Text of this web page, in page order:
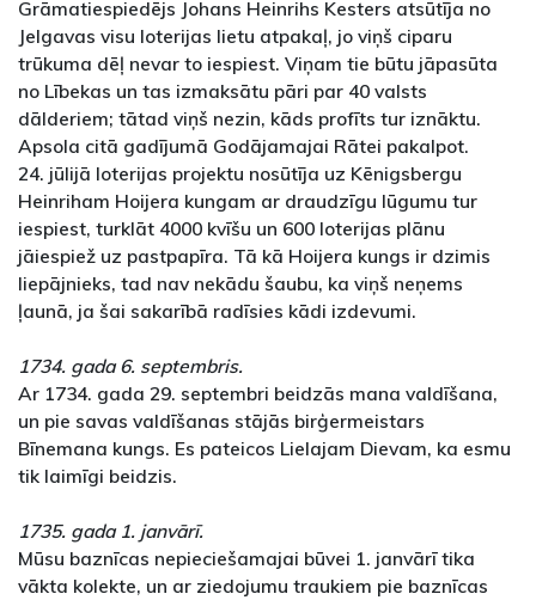
Grāmatiespiedējs Johans Heinrihs Kesters atsūtīja no
Jelgavas visu loterijas lietu atpakaļ, jo viņš ciparu
trūkuma dēļ nevar to iespiest. Viņam tie būtu jāpasūta
no Lībekas un tas izmaksātu pāri par 40 valsts
dālderiem; tātad viņš nezin, kāds profīts tur iznāktu.
Apsola citā gadījumā Godājamajai Rātei pakalpot.
24. jūlijā loterijas projektu nosūtīja uz Kēnigsbergu
Heinriham Hoijera kungam ar draudzīgu lūgumu tur
iespiest, turklāt 4000 kvīšu un 600 loterijas plānu
jāiespiež uz pastpapīra. Tā kā Hoijera kungs ir dzimis
liepājnieks, tad nav nekādu šaubu, ka viņš neņems
ļaunā, ja šai sakarībā radīsies kādi izdevumi.
1734. gada 6. septembris.
Ar 1734. gada 29. septembri beidzās mana valdīšana,
un pie savas valdīšanas stājās birģermeistars
Bīnemana kungs. Es pateicos Lielajam Dievam, ka esmu
tik laimīgi beidzis.
1735. gada 1. janvārī.
Mūsu baznīcas nepieciešamajai būvei 1. janvārī tika
vākta kolekte, un ar ziedojumu traukiem pie baznīcas